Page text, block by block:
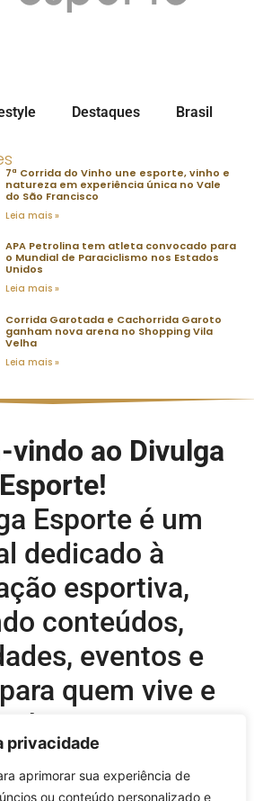
privacidade
aprimorar sua experiência de
ou conteúdo personalizado e
Destaques Brasil
7ª Corrida do Vinho une esporte, vinho e
natureza em experiência única no Vale
do São Francisco
Leia mais »
APA Petrolina tem atleta convocado para
o Mundial de Paraciclismo nos Estados
Unidos
Leia mais »
Corrida Garotada e Cachorrida Garoto
ganham nova arena no Shopping Vila
Velha
Leia mais »
vindo ao Divulga
Esporte!
Esporte é um
dedicado à
esportiva,
conteúdos,
eventos e
quem vive e
o esporte.
e comercial do site: